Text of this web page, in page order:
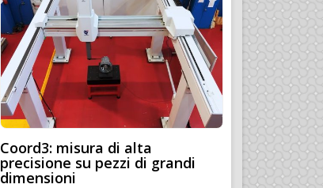
Coord3: misura di alta
precisione su pezzi di grandi
dimensioni